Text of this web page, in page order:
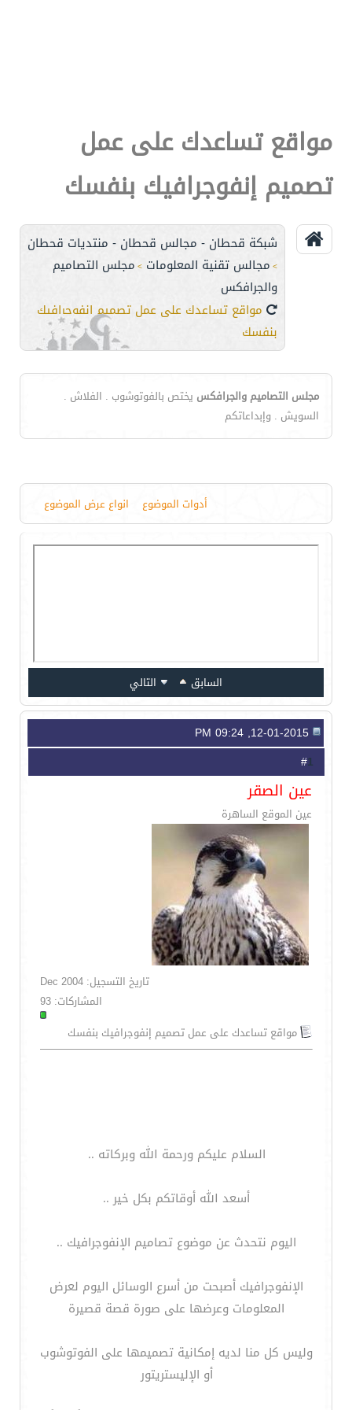
مواقع تساعدك على عمل
تصميم إنفوجرافيك بنفسك
شبكة قحطان - مجالس قحطان - منتديات قحطان
> مجالس تقنية المعلومات > مجلس التصاميم
والجرافكس
مواقع تساعدك على عمل تصميم إنفوجرافيك
بنفسك
مجلس التصاميم والجرافكس يختص بالفوتوشوب . الفلاش .
السويش . وإبداعاتكم
أدوات الموضوع انواع عرض الموضوع
السابق التالي
1
عين الصقر
عين الموقع الساهرة
تاريخ التسجيل: Dec 2004
المشاركات: 93
مواقع تساعدك على عمل تصميم إنفوجرافيك بنفسك
السلام عليكم ورحمة الله وبركاته ..
أسعد الله أوقاتكم بكل خير ..
اليوم نتحدث عن موضوع تصاميم الإنفوجرافيك ..
الإنفوجرافيك أصبحت من أسرع الوسائل اليوم لعرض
المعلومات وعرضها على صورة قصة قصيرة
وليس كل منا لديه إمكانية تصميمها على الفوتوشوب
أو الإليستريتور